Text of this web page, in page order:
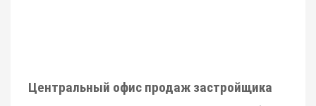
Центральный офис продаж застройщика